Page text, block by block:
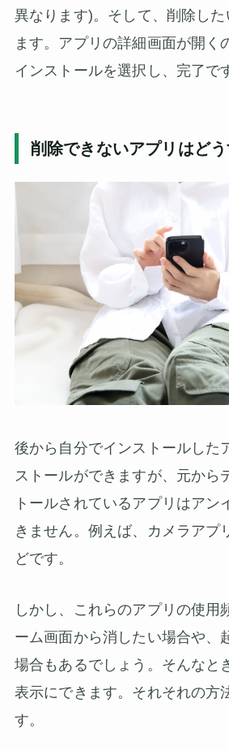
異なります)。そして、削除し
ます。アプリの詳細画面が開く
インストールを選択し、完了で
削除できないアプリはどう
後から自分でインストールした
ストールができますが、元から
トールされているアプリはアン
きません。例えば、カメラアプ
どです。
しかし、これらのアプリの使用
ーム画面から消したい場合や、
場合もあるでしょう。そんなと
表示にできます。それそれの方
す。